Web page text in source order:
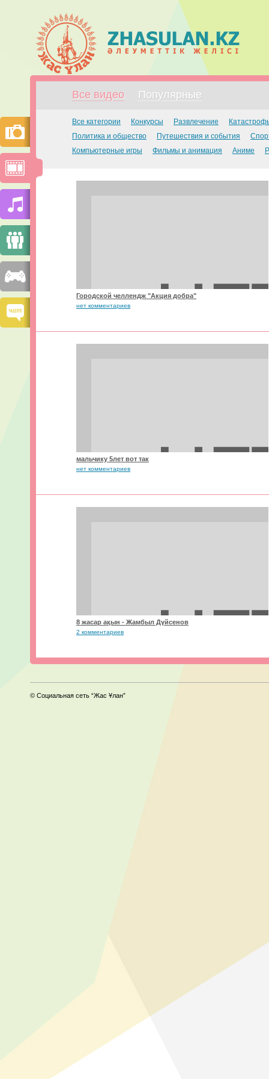
Все видео Популярные
Все категории Конкурсы Развлечение
Политика и общество
Путешествия и события
Компьютерные игры
Фильмы и анимация Аниме
Городской челлендж "Акция добра"
нет комментариев
мальчику 5лет вот так
нет комментариев
8 жасар ақын - Жамбыл Дүйсенов
2 комментариев
© Социальная сеть “Жас Ұлан”